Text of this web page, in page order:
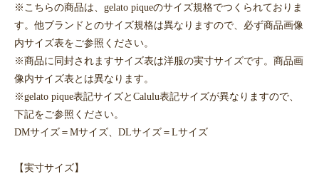
※こちらの商品は、gelato piqueのサイズ規格でつくられておりま
す。他ブランドとのサイズ規格は異なりますので、必ず商品画像
内サイズ表をご参照ください。
※商品に同封されますサイズ表は洋服の実寸サイズです。商品画
像内サイズ表とは異なります。
※gelato pique表記サイズとCalulu表記サイズが異なりますので、
下記をご参照ください。
DMサイズ＝Mサイズ、DLサイズ＝Lサイズ
【実寸サイズ】